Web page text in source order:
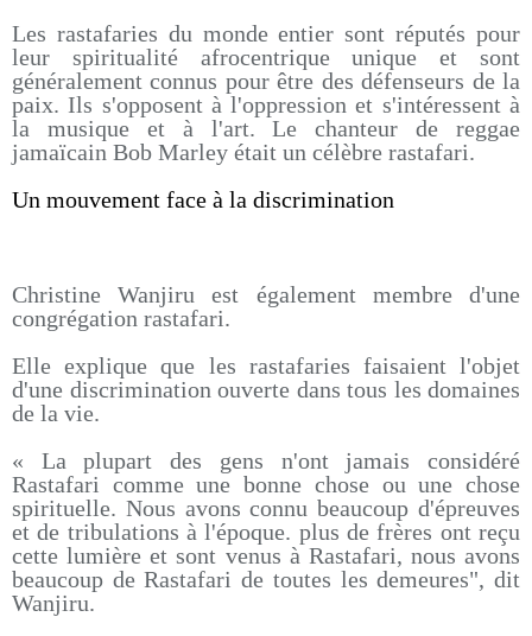
Les rastafaries du monde entier sont réputés pour
leur spiritualité afrocentrique unique et sont
généralement connus pour être des défenseurs de la
paix. Ils s'opposent à l'oppression et s'intéressent à
la musique et à l'art. Le chanteur de reggae
jamaïcain Bob Marley était un célèbre rastafari.
Un mouvement face à la discrimination
Christine Wanjiru est également membre d'une
congrégation rastafari.
Elle explique que les rastafaries faisaient l'objet
d'une discrimination ouverte dans tous les domaines
de la vie.
« La plupart des gens n'ont jamais considéré
Rastafari comme une bonne chose ou une chose
spirituelle. Nous avons connu beaucoup d'épreuves
et de tribulations à l'époque. plus de frères ont reçu
cette lumière et sont venus à Rastafari, nous avons
beaucoup de Rastafari de toutes les demeures", dit
Wanjiru.